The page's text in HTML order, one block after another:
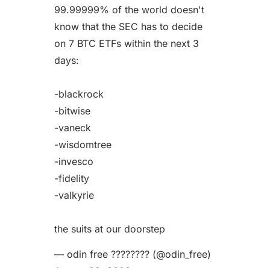
99.99999% of the world doesn't
know that the SEC has to decide
on 7 BTC ETFs within the next 3
days:
-blackrock
-bitwise
-vaneck
-wisdomtree
-invesco
-fidelity
-valkyrie
the suits at our doorstep
— odin free ???????? (@odin_free)